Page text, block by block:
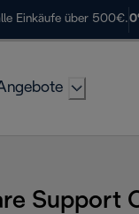
Einkäufe über 500€.
Support